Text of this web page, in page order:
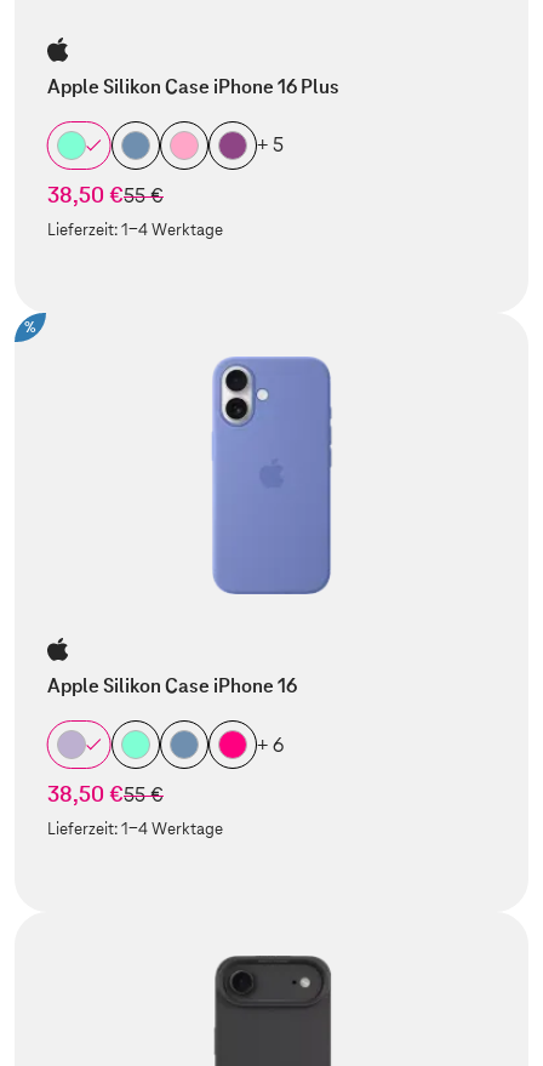
Apple Silikon Case iPhone 16 Plus
+ 5
38,50 €statt
55 €
Lieferzeit:1-4 Werktage
%
Apple Silikon Case iPhone 16
+ 6
38,50 €statt
55 €
Lieferzeit:1-4 Werktage